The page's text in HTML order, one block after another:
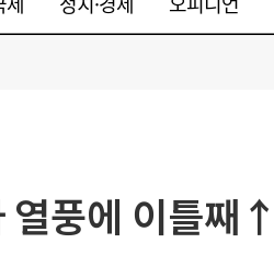
열풍에 이틀째↑